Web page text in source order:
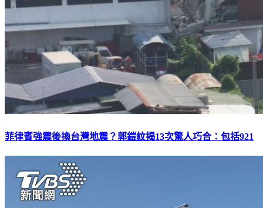
菲律賓強震後換台灣地震？郭鎧紋揭13次驚人巧合：包括921